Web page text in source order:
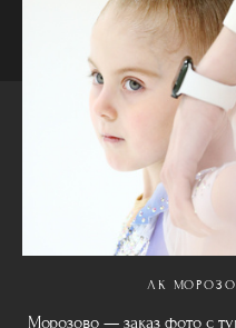
ЛК
Морозово — заказ фото с